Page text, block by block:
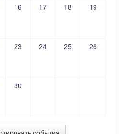
16 17 18 19
23 24 25 26
30